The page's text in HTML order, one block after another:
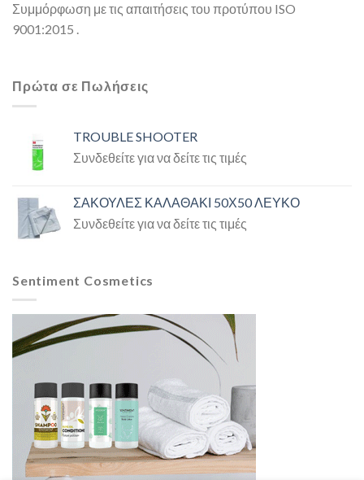
Συμμόρφωση με τις απαιτήσεις του προτύπου ISO
9001:2015 .
Πρώτα σε Πωλήσεις
TROUBLE SHOOTER
Συνδεθείτε για να δείτε τις τιμές
ΣΑΚΟΥΛΕΣ ΚΑΛΑΘΑΚΙ 50Χ50 ΛΕΥΚΟ
Συνδεθείτε για να δείτε τις τιμές
Sentiment Cosmetics